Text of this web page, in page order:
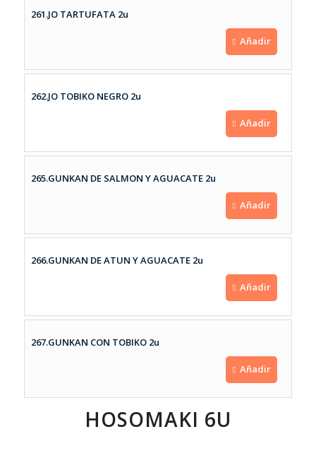
261.JO TARTUFATA 2u
Añadir
262.JO TOBIKO NEGRO 2u
Añadir
265.GUNKAN DE SALMON Y AGUACATE 2u
Añadir
266.GUNKAN DE ATUN Y AGUACATE 2u
Añadir
267.GUNKAN CON TOBIKO 2u
Añadir
HOSOMAKI 6U